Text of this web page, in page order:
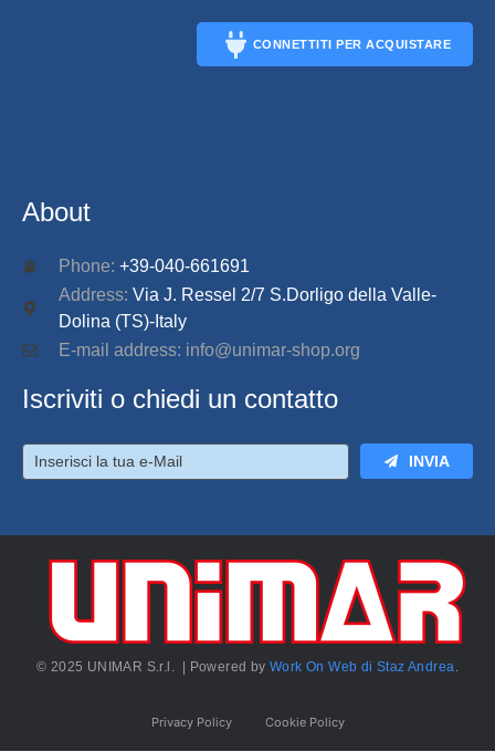
CONNETTITI PER ACQUISTARE
About
Phone: +39-040-661691
Address: Via J. Ressel 2/7 S.Dorligo della Valle-
Dolina (TS)-Italy
E-mail address: info@unimar-shop.org
Iscriviti o chiedi un contatto
INVIA
© 2025 UNIMAR S.r.l. | Powered byWork On Web di Staz Andrea.
Privacy Policy Cookie Policy